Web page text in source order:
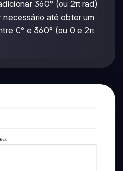
360° (ou 2π rad)
necessário até obter um
0° e 360° (ou 0 e 2π